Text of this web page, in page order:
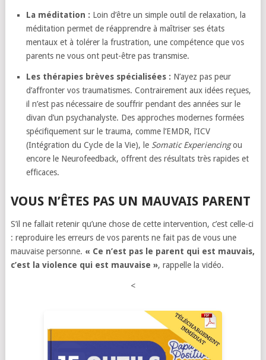
La méditation : Loin d’être un simple outil de relaxation, la
méditation permet de réapprendre à maîtriser ses états
mentaux et à tolérer la frustration, une compétence que vos
parents ne vous ont peut-être pas transmise.
Les thérapies brèves spécialisées : N’ayez pas peur
d’affronter vos traumatismes. Contrairement aux idées reçues,
il n’est pas nécessaire de souffrir pendant des années sur le
divan d’un psychanalyste. Des approches modernes formées
spécifiquement sur le trauma, comme l’EMDR, l’ICV
(Intégration du Cycle de la Vie), le Somatic Experiencingou
encore le Neurofeedback, offrent des résultats très rapides et
efficaces.
VOUS N’ÊTES PAS UN MAUVAIS PARENT
S’il ne fallait retenir qu’une chose de cette intervention, c’est celle-ci
: reproduire les erreurs de vos parents ne fait pas de vous une
mauvaise personne. « Ce n’est pas le parent qui est mauvais,
c’est la violence qui est mauvaise », rappelle la vidéo.
<